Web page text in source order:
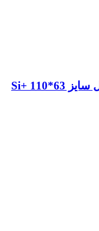
سه راه تبدیلی 45 درجه سه سر کوپل سایز 63*110 +Si